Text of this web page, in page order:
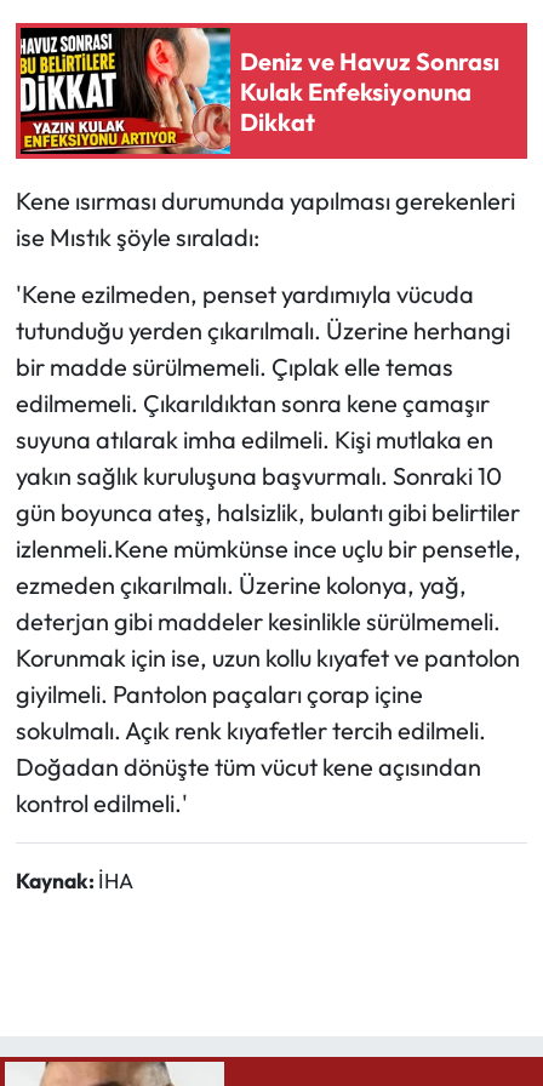
Deniz ve Havuz Sonrası
Kulak Enfeksiyonuna
Dikkat
Kene ısırması durumunda yapılması gerekenleri
ise Mıstık şöyle sıraladı:
'Kene ezilmeden, penset yardımıyla vücuda
tutunduğu yerden çıkarılmalı. Üzerine herhangi
bir madde sürülmemeli. Çıplak elle temas
edilmemeli. Çıkarıldıktan sonra kene çamaşır
suyuna atılarak imha edilmeli. Kişi mutlaka en
yakın sağlık kuruluşuna başvurmalı. Sonraki 10
gün boyunca ateş, halsizlik, bulantı gibi belirtiler
izlenmeli.Kene mümkünse ince uçlu bir pensetle,
ezmeden çıkarılmalı. Üzerine kolonya, yağ,
deterjan gibi maddeler kesinlikle sürülmemeli.
Korunmak için ise, uzun kollu kıyafet ve pantolon
giyilmeli. Pantolon paçaları çorap içine
sokulmalı. Açık renk kıyafetler tercih edilmeli.
Doğadan dönüşte tüm vücut kene açısından
kontrol edilmeli.'
Kaynak: İHA